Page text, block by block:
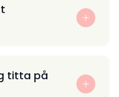
titta på